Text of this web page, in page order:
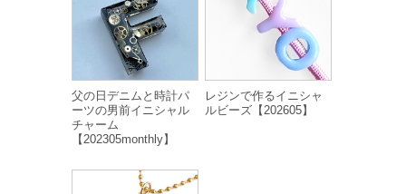
父の日デニムと時計パ
ーツの男前イニシャル
チャーム
【202305monthly】
レジンで作るイニシャ
ルビーズ【202605】